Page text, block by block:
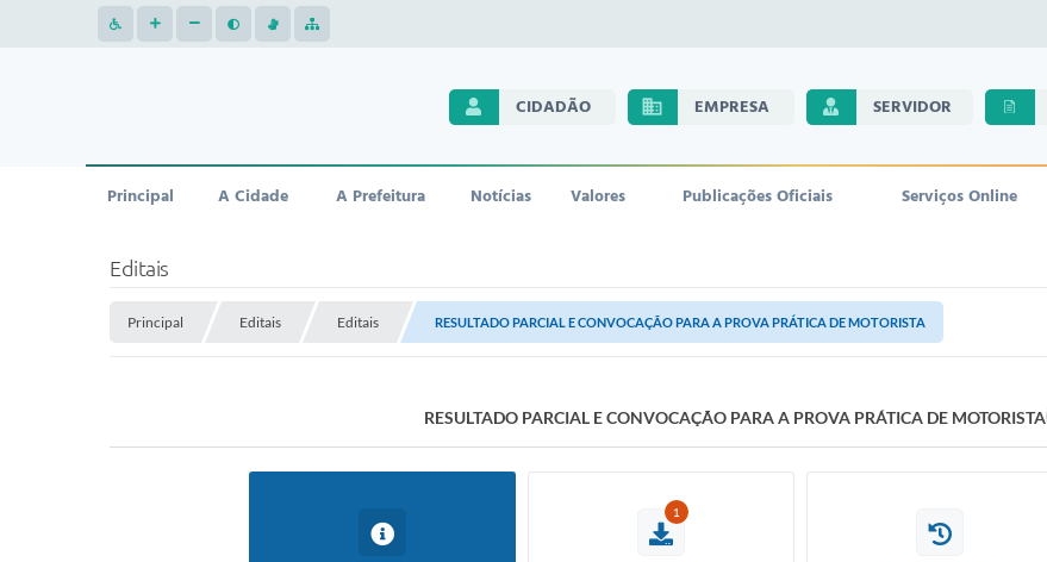
CIDADÃO EMPRESA SERVIDOR
Principal A Cidade A Prefeitura Notícias Valores Publicações Oficiais Serviços Online
Editais
Principal Editais Editais RESULTADO PARCIAL E CONVOCAÇÃO PARA A PROVA PRÁTICA DE MOTORISTA
RESULTADO PARCIAL E CONVOCAÇÃO PARA A PROVA PRÁTICA DE MOTORISTA
1